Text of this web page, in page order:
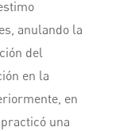
anulando la
del
en la
en
una